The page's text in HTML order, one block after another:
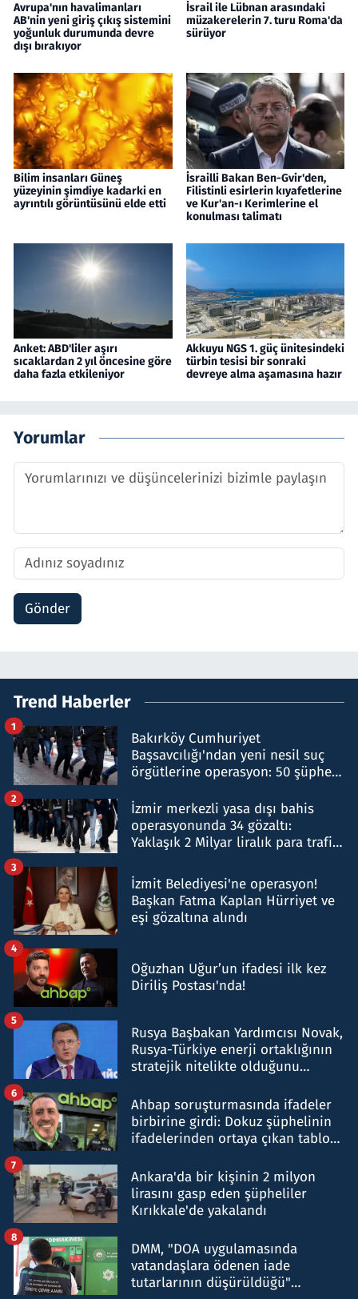
Avrupa'nın havalimanları
AB'nin yeni giriş çıkış sistemini
yoğunluk durumunda devre
dışı bırakıyor
İsrail ile Lübnan arasındaki
müzakerelerin 7. turu Roma'da
sürüyor
Bilim insanları Güneş
yüzeyinin şimdiye kadarki en
ayrıntılı görüntüsünü elde etti
İsrailli Bakan Ben-Gvir'den,
Filistinli esirlerin kıyafetlerine
ve Kur'an-ı Kerimlerine el
konulması talimatı
Anket: ABD'liler aşırı
sıcaklardan 2 yıl öncesine göre
daha fazla etkileniyor
Akkuyu NGS 1. güç ünitesindeki
türbin tesisi bir sonraki
devreye alma aşamasına hazır
Yorumlar
Gönder
Trend Haberler
Bakırköy Cumhuriyet
Başsavcılığı'ndan yeni nesil suç
örgütlerine operasyon: 50 şüpheli
1
İzmir merkezli yasa dışı bahis
operasyonunda 34 gözaltı:
Yaklaşık 2 Milyar liralık para trafiği
2
İzmit Belediyesi'ne operasyon!
Başkan Fatma Kaplan Hürriyet ve
eşi gözaltına alındı
3
Oğuzhan Uğur’un ifadesi ilk kez
Diriliş Postası'nda!
4
Rusya Başbakan Yardımcısı Novak,
Rusya-Türkiye enerji ortaklığının
stratejik nitelikte olduğunu
5
Ahbap soruşturmasında ifadeler
birbirine girdi: Dokuz şüphelinin
ifadelerinden ortaya çıkan tablo
6
Ankara'da bir kişinin 2 milyon
lirasını gasp eden şüpheliler
Kırıkkale'de yakalandı
7
DMM, "DOA uygulamasında
vatandaşlara ödenen iade
tutarlarının düşürüldüğü"
8